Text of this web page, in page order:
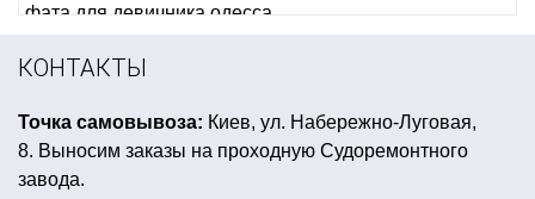
фата для девичника одесса
парик для клоуна скатерть праздничная купить
купить декор на 14 февраля
КОНТАКТЫ
Точка самовывоза: Киев, ул. Набережно-Луговая,
8. Выносим заказы на проходную Судоремонтного
завода.